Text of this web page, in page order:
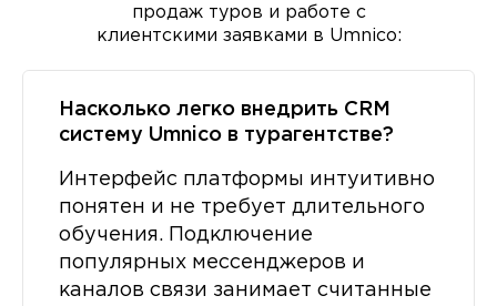
продаж туров и работе с
клиентскими заявками в Umnico:
Насколько легко внедрить CRM
систему Umnico в турагентстве?
Интерфейс платформы интуитивно
понятен и не требует длительного
обучения. Подключение
популярных мессенджеров и
каналов связи занимает считанные